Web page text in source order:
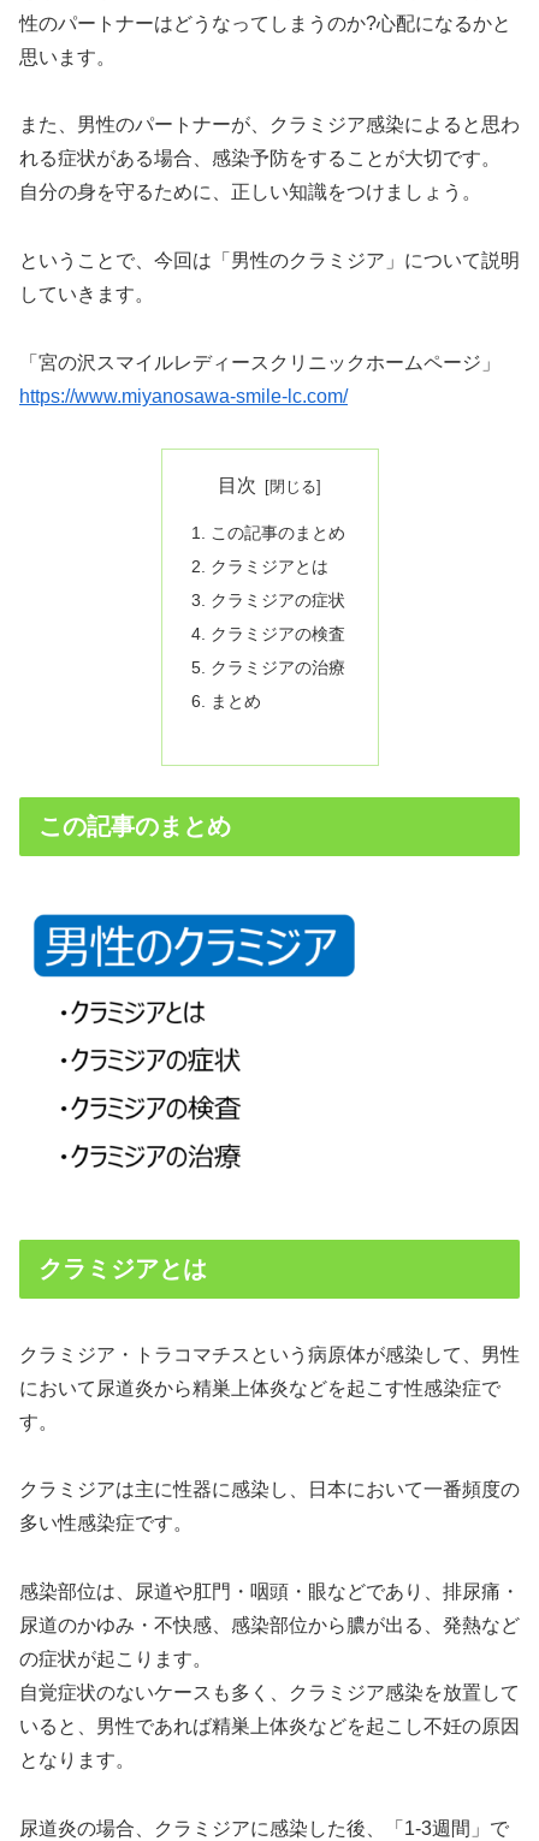
性のパートナーはどうなってしまうのか?心配になるかと
思います。
また、男性のパートナーが、クラミジア感染によると思わ
れる症状がある場合、感染予防をすることが大切です。
自分の身を守るために、正しい知識をつけましょう。
ということで、今回は「男性のクラミジア」について説明
していきます。
「宮の沢スマイルレディースクリニックホームページ」
https://www.miyanosawa-smile-lc.com/
目次
この記事のまとめ
クラミジアとは
クラミジアの症状
クラミジアの検査
クラミジアの治療
まとめ
この記事のまとめ
クラミジアとは
クラミジア・トラコマチスという病原体が感染して、男性
において尿道炎から精巣上体炎などを起こす性感染症で
す。
クラミジアは主に性器に感染し、日本において一番頻度の
多い性感染症です。
感染部位は、尿道や肛門・咽頭・眼などであり、排尿痛・
尿道のかゆみ・不快感、感染部位から膿が出る、発熱など
の症状が起こります。
自覚症状のないケースも多く、クラミジア感染を放置して
いると、男性であれば精巣上体炎などを起こし不妊の原因
となります。
尿道炎の場合、クラミジアに感染した後、「1-3週間」で